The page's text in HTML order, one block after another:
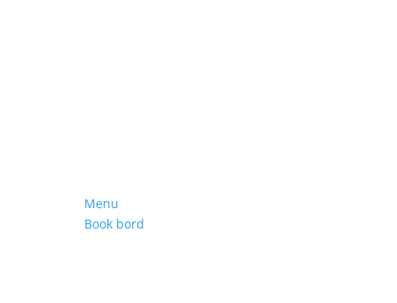
Menu
Book bord